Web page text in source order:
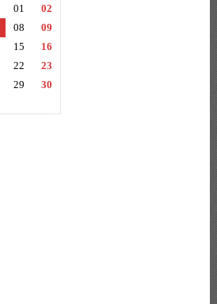
01
02
08
09
15
16
22
23
29
30